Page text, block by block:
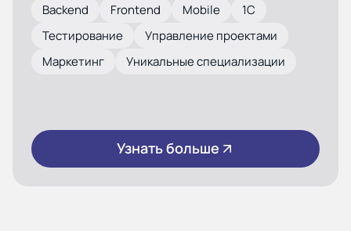
Backend Frontend Mobile
1С
Тестирование
Управление проектами
Маркетинг
Уникальные специализации
Узнать больше